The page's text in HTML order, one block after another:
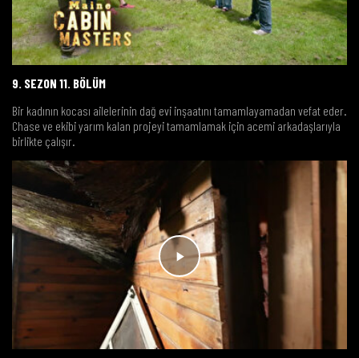
9. SEZON 11. BÖLÜM
Bir kadının kocası ailelerinin dağ evi inşaatını tamamlayamadan vefat eder.
Chase ve ekibi yarım kalan projeyi tamamlamak için acemi arkadaşlarıyla
birlikte çalışır.